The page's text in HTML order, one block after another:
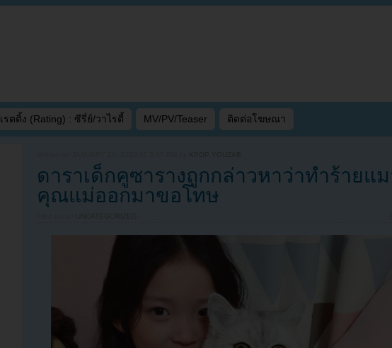
เรตติ้ง (Rating) : ซีรี่ย์/วาไรตี้ MV/PV/Teaser ติดต่อโฆษณา
KPOP YOUZAB
ดาราเด็กคูซารางถูกกล่าวหาว่าทำร้ายแ
คุณแม่ออกมาขอโทษ
UNCATEGORIZED